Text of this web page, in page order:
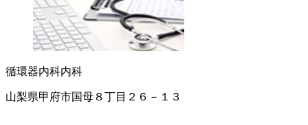
循環器内科内科
山梨県甲府市国母８丁目２６－１３